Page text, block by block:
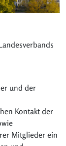
und der
Kontakt der
Mitglieder ein